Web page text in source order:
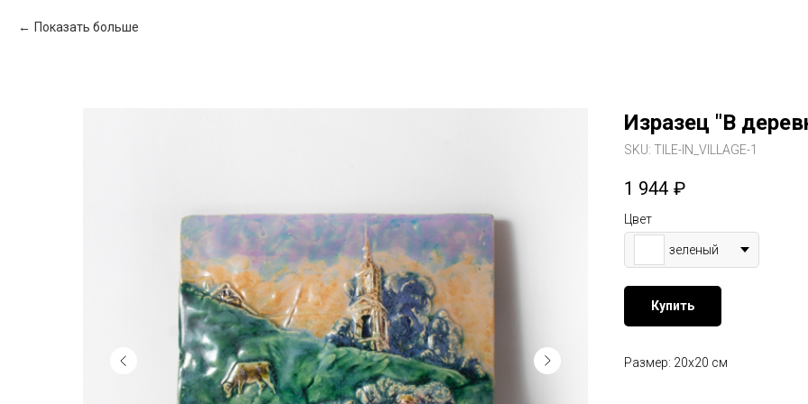
Показать больше
Изразец "В
SKU: TILE-IN_VILLAGE-1
1 944 ₽
Цвет
зеленый
Купить
Размер: 20х20 см